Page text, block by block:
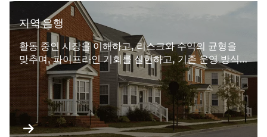
지역 은행
활동 중인 시장을 이해하고, 리스크와 수익의 균형을
맞추며, 파이프라인 기회를 실현하고, 기존 운영 방식
을 재검토하여 고객 서비스를 개선하기 위한 인사이트
와 도구를 제공합니다.